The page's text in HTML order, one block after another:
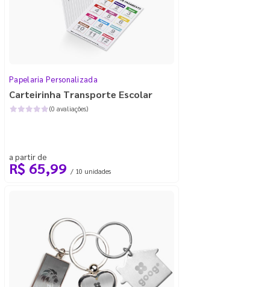
Papelaria Personalizada
Carteirinha Transporte Escolar
(0 avaliações)
a partir de
R$ 65,99 / 10 unidades